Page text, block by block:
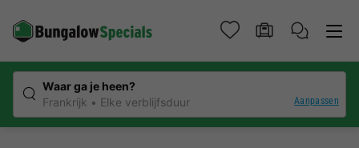
Waar ga je heen?
Frankrijk
Elke verblijfsduur Aanpassen